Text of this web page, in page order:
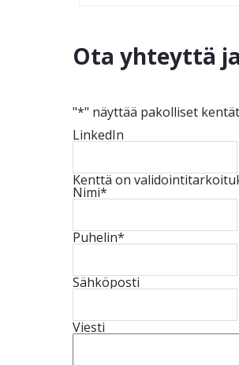
Ota yhteyttä
"*" näyttää pakolliset kentät
LinkedIn
Kenttä on
Nimi*
Puhelin*
Sähköposti
Viesti